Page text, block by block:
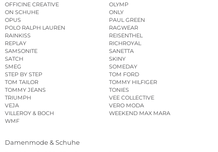
OFFICINE CREATIVE
OLYMP
ON SCHUHE
ONLY
OPUS
PAUL GREEN
POLO RALPH LAUREN
RAGWEAR
RAINKISS
REISENTHEL
REPLAY
RICHROYAL
SAMSONITE
SANETTA
SATCH
SKINY
SMEG
SOMEDAY
STEP BY STEP
TOM FORD
TOM TAILOR
TOMMY HILFIGER
TOMMY JEANS
TONIES
TRIUMPH
VEE COLLECTIVE
VEJA
VERO MODA
VILLEROY & BOCH
WEEKEND MAX MARA
WMF
Damenmode & Schuhe